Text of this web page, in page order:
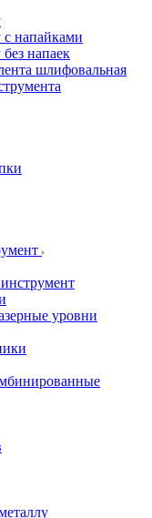
с напайками
напаек
шлифовальная
уровни